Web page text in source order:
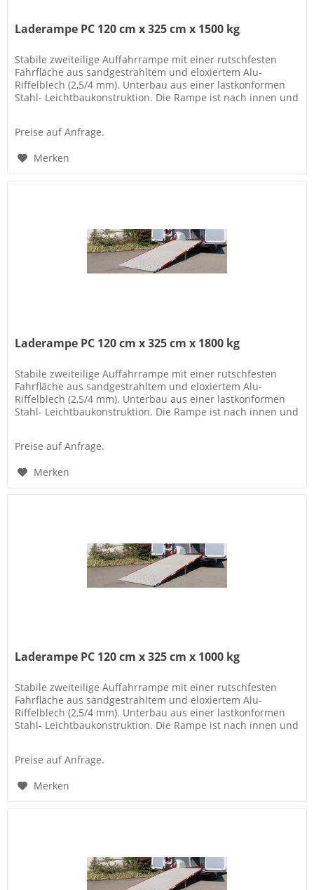
Laderampe PC 120 cm x 325 cm x 1500 kg
Stabile zweiteilige Auffahrrampe mit einer rutschfesten
Fahrfläche aus sandgestrahltem und eloxiertem Alu-
Riffelblech (2,5/4 mm). Unterbau aus einer lastkonformen
Stahl- Leichtbaukonstruktion. Die Rampe ist nach innen und
Preise auf Anfrage.
Merken
Laderampe PC 120 cm x 325 cm x 1800 kg
Stabile zweiteilige Auffahrrampe mit einer rutschfesten
Fahrfläche aus sandgestrahltem und eloxiertem Alu-
Riffelblech (2,5/4 mm). Unterbau aus einer lastkonformen
Stahl- Leichtbaukonstruktion. Die Rampe ist nach innen und
Preise auf Anfrage.
Merken
Laderampe PC 120 cm x 325 cm x 1000 kg
Stabile zweiteilige Auffahrrampe mit einer rutschfesten
Fahrfläche aus sandgestrahltem und eloxiertem Alu-
Riffelblech (2,5/4 mm). Unterbau aus einer lastkonformen
Stahl- Leichtbaukonstruktion. Die Rampe ist nach innen und
Preise auf Anfrage.
Merken